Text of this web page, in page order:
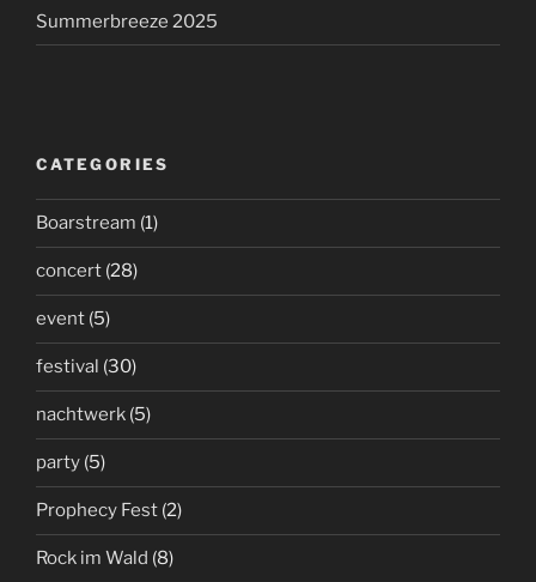
Summerbreeze 2025
CATEGORIES
Boarstream (1)
concert (28)
event (5)
festival (30)
nachtwerk (5)
party (5)
Prophecy Fest (2)
Rock im Wald (8)